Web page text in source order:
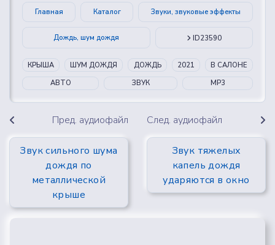
Главная Каталог Звуки, звуковые эффекты
Дождь, шум дождя ID23590
КРЫША ШУМ ДОЖДЯ ДОЖДЬ 2021
В САЛОНЕ
АВТО
ЗВУК MP3
Пред. аудиофайл
Звук сильного шума
дождя по
металлической
крыше
След. аудиофайл
Звук тяжелых
капель дождя
ударяются в окно